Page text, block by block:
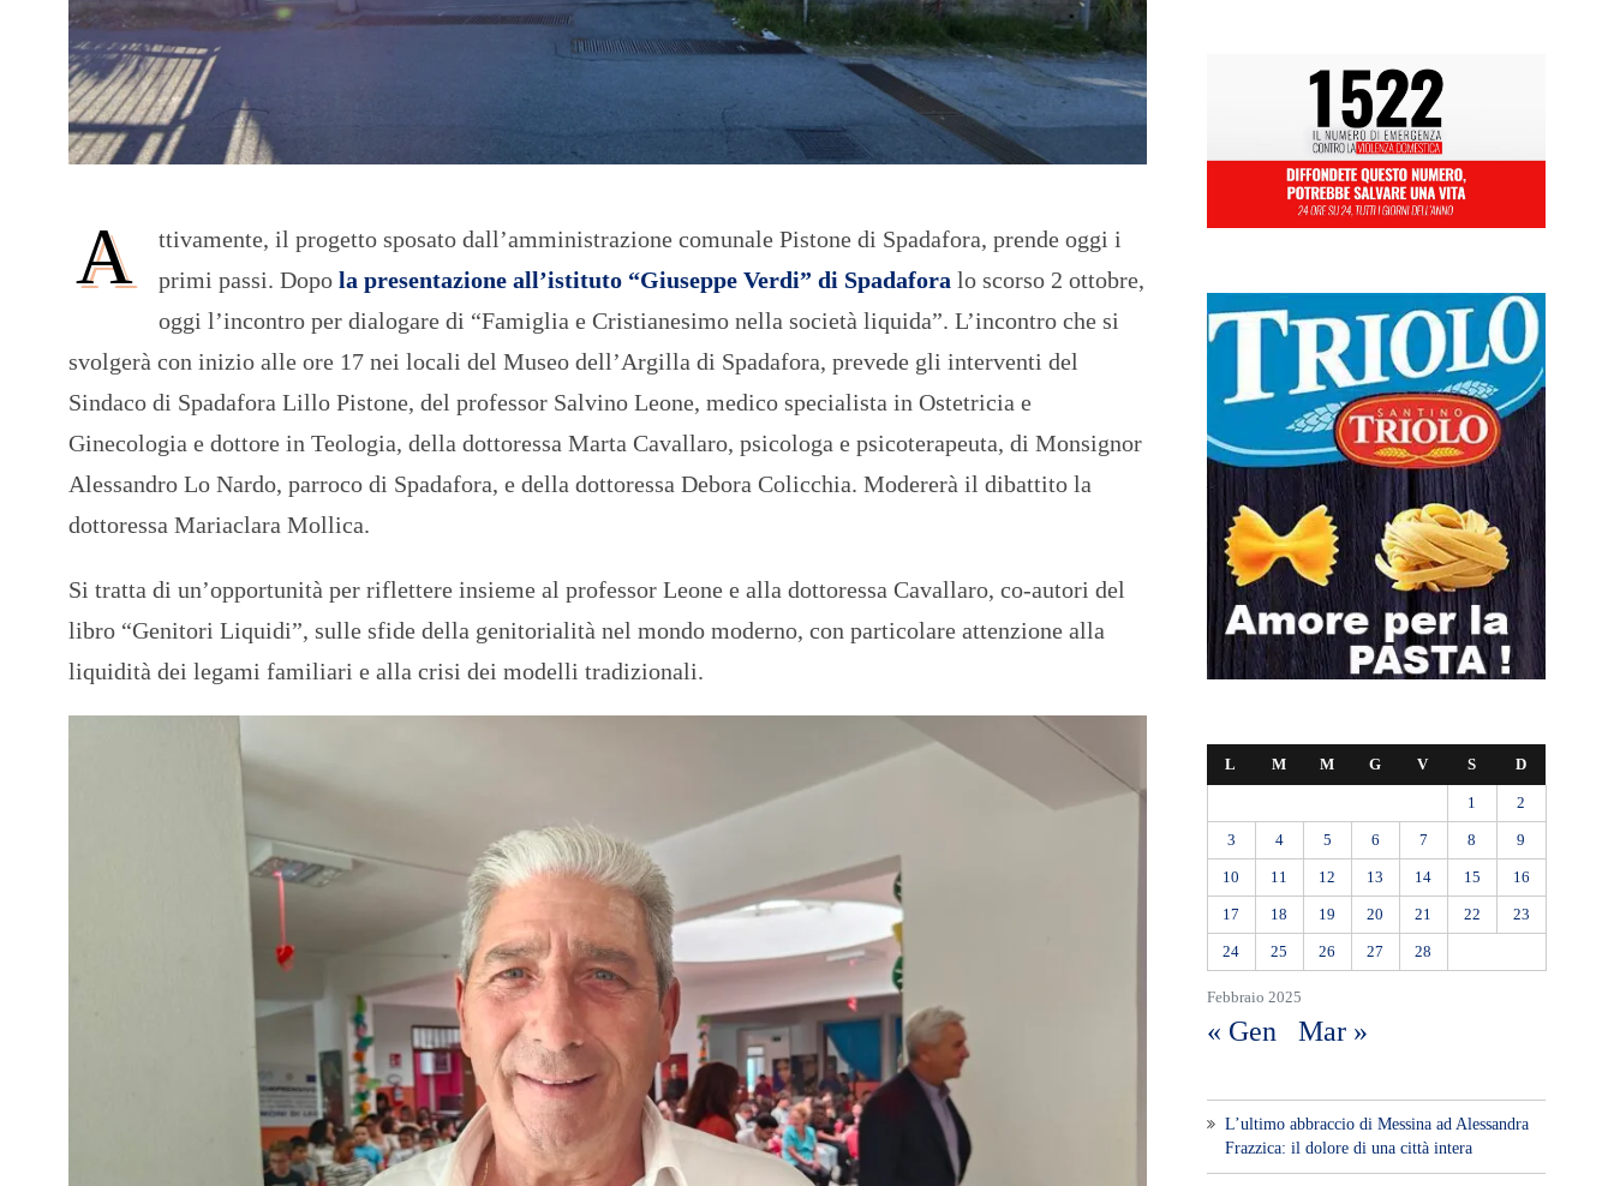
O
T
S
t
I
R
N
A
ttivamente, il progetto sposato dall’amministrazione comunale Pistone di Spadafora, prende oggi i
primi passi. Dopo la presentazione all’istituto “Giuseppe Verdi” di Spadafora lo scorso 2 ottobre,
oggi l’incontro per dialogare di “Famiglia e Cristianesimo nella società liquida”. L’incontro che si
svolgerà con inizio alle ore 17 nei locali del Museo dell’Argilla di Spadafora, prevede gli interventi del
Sindaco di Spadafora Lillo Pistone, del professor Salvino Leone, medico specialista in Ostetricia e
Ginecologia e dottore in Teologia, della dottoressa Marta Cavallaro, psicologa e psicoterapeuta, di Monsignor
Alessandro Lo Nardo, parroco di Spadafora, e della dottoressa Debora Colicchia. Modererà il dibattito la
dottoressa Mariaclara Mollica.
Si tratta di un’opportunità per riflettere insieme al professor Leone e alla dottoressa Cavallaro, co-autori del
libro “Genitori Liquidi”, sulle sfide della genitorialità nel mondo moderno, con particolare attenzione alla
liquidità dei legami familiari e alla crisi dei modelli tradizionali.
Febbraio 2025
L M M G V S D
1 2
3 4 5 6 7 8 9
10 11 12 13 14 15 16
17 18 19 20 21 22 23
24 25 26 27 28
« Gen Mar »
L’ultimo abbraccio di Messina ad Alessandra
Frazzica: il dolore di una città intera